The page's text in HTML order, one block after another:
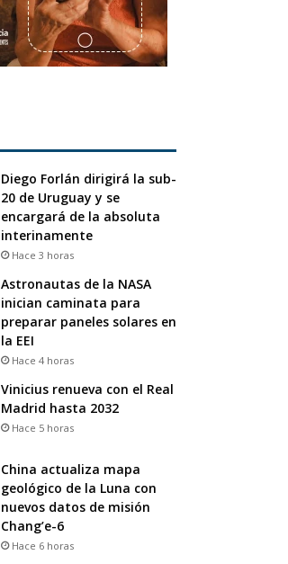
Diego Forlán dirigirá la sub-
20 de Uruguay y se
encargará de la absoluta
interinamente
Hace 3 horas
Astronautas de la NASA
inician caminata para
preparar paneles solares en
la EEI
Hace 4 horas
Vinicius renueva con el Real
Madrid hasta 2032
Hace 5 horas
China actualiza mapa
geológico de la Luna con
nuevos datos de misión
Chang’e-6
Hace 6 horas